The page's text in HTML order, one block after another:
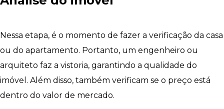
Nessa etapa, é o momento de fazer a verificação da casa
ou do apartamento. Portanto, um engenheiro ou
arquiteto faz a vistoria, garantindo a qualidade do
imóvel. Além disso, também verificam se o preço está
dentro do valor de mercado.